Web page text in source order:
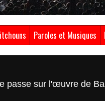
Paroles et Musiques
passe sur l'œuvre de